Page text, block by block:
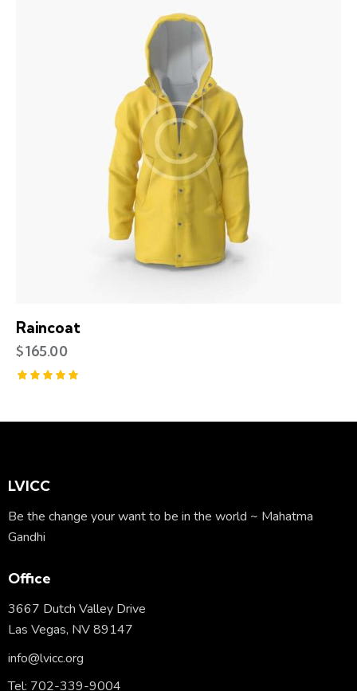
Raincoat
$165.00
LVICC
Be the change your want to be in the world ~ Mahatma
Gandhi
Office
3667 Dutch Valley Drive
Las Vegas, NV 89147
info@lvicc.org
Tel: 702-339-9004